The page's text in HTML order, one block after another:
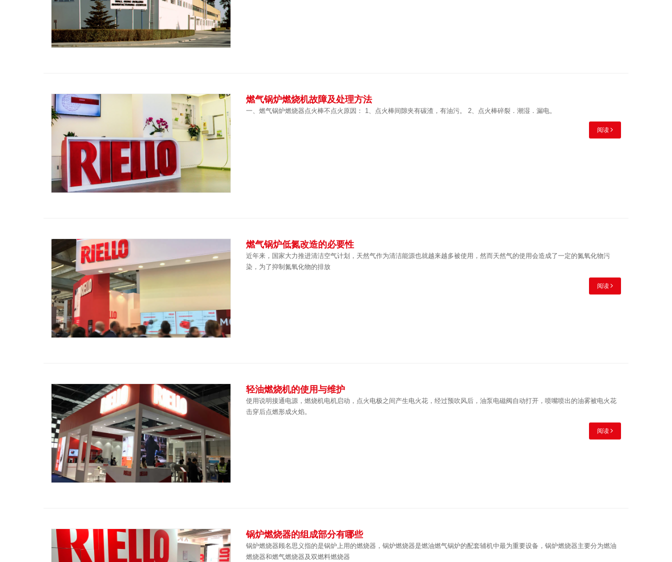
燃气锅炉燃烧机故障及处理方法
一、燃气锅炉燃烧器点火棒不点火原因： 1、点火棒间隙夹有碳渣，有油污。 2、点火棒碎裂．潮湿．漏电。
阅读
燃气锅炉低氮改造的必要性
近年来，国家大力推进清洁空气计划，天然气作为清洁能源也就越来越多被使用，然而天然气的使用会造成了一定的氮氧化物污
染，为了抑制氮氧化物的排放
阅读
轻油燃烧机的使用与维护
使用说明接通电源，燃烧机电机启动，点火电极之间产生电火花，经过预吹风后，油泵电磁阀自动打开，喷嘴喷出的油雾被电火花
击穿后点燃形成火焰。
阅读
锅炉燃烧器的组成部分有哪些
锅炉燃烧器顾名思义指的是锅炉上用的燃烧器，锅炉燃烧器是燃油燃气锅炉的配套辅机中最为重要设备，锅炉燃烧器主要分为燃油
燃烧器和燃气燃烧器及双燃料燃烧器